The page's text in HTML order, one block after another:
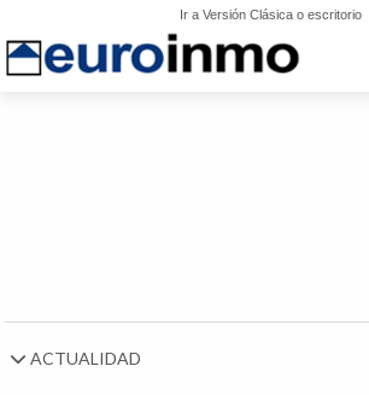
Ir a Versión Clásica o escritorio
ACTUALIDAD